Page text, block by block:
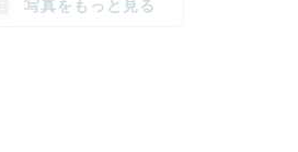
写真をもっと見る